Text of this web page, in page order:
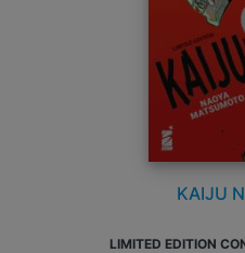
KAIJU
LIMITED EDITION